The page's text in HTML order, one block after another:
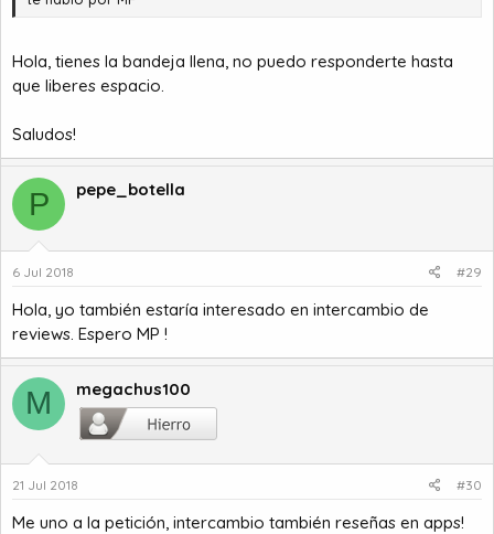
Hola, tienes la bandeja llena, no puedo responderte hasta
que liberes espacio.
Saludos!
P pepe_botella
6 Jul 2018 #29
Hola, yo también estaría interesado en intercambio de
reviews. Espero MP !
M megachus100
21 Jul 2018 #30
Me uno a la petición, intercambio también reseñas en apps!